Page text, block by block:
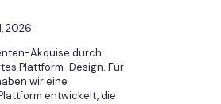
2026
Akquise durch
Plattform-Design. Für
wir eine
entwickelt, die